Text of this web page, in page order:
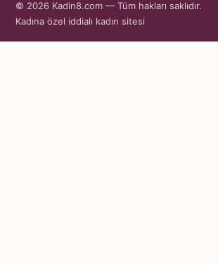
© 2026 Kadin8.com — Tüm hakları saklıdır.
Kadına özel iddialı kadın sitesi